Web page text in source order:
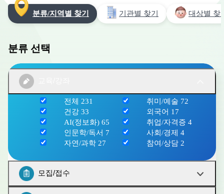
분류/지역별 찾기 기관별 찾기 대상별 찾
분류 선택
전체 231 취미/예술 72
건강 33 외국어 17
AI(정보화) 65 취업/자격증 4
인문학/독서 7 사회/경제 4
자연/과학 27 참여/상담 2
모집/접수